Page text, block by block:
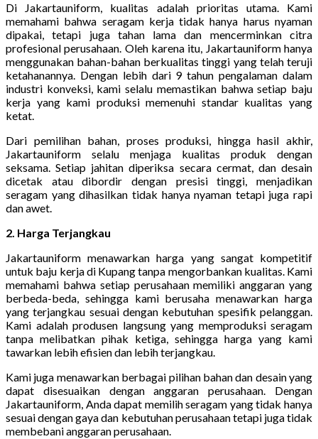
Di Jakartauniform, kualitas adalah prioritas utama. Kami
memahami bahwa seragam kerja tidak hanya harus nyaman
dipakai, tetapi juga tahan lama dan mencerminkan citra
profesional perusahaan. Oleh karena itu, Jakartauniform hanya
menggunakan bahan-bahan berkualitas tinggi yang telah teruji
ketahanannya. Dengan lebih dari 9 tahun pengalaman dalam
industri konveksi, kami selalu memastikan bahwa setiap baju
kerja yang kami produksi memenuhi standar kualitas yang
ketat.
Dari pemilihan bahan, proses produksi, hingga hasil akhir,
Jakartauniform selalu menjaga kualitas produk dengan
seksama. Setiap jahitan diperiksa secara cermat, dan desain
dicetak atau dibordir dengan presisi tinggi, menjadikan
seragam yang dihasilkan tidak hanya nyaman tetapi juga rapi
dan awet.
2. Harga Terjangkau
Jakartauniform menawarkan harga yang sangat kompetitif
untuk baju kerja di Kupang tanpa mengorbankan kualitas. Kami
memahami bahwa setiap perusahaan memiliki anggaran yang
berbeda-beda, sehingga kami berusaha menawarkan harga
yang terjangkau sesuai dengan kebutuhan spesifik pelanggan.
Kami adalah produsen langsung yang memproduksi seragam
tanpa melibatkan pihak ketiga, sehingga harga yang kami
tawarkan lebih efisien dan lebih terjangkau.
Kami juga menawarkan berbagai pilihan bahan dan desain yang
dapat disesuaikan dengan anggaran perusahaan. Dengan
Jakartauniform, Anda dapat memilih seragam yang tidak hanya
sesuai dengan gaya dan kebutuhan perusahaan tetapi juga tidak
membebani anggaran perusahaan.